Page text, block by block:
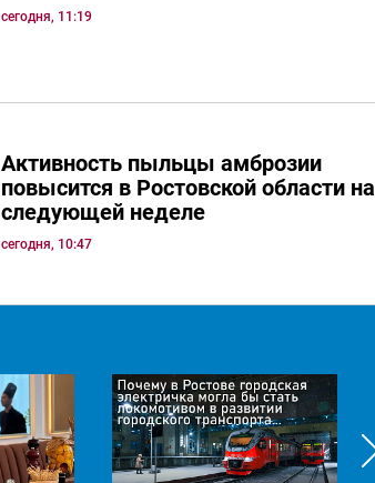
сегодня, 11:19
Активность пыльцы амброзии
повысится в Ростовской области на
следующей неделе
сегодня, 10:47